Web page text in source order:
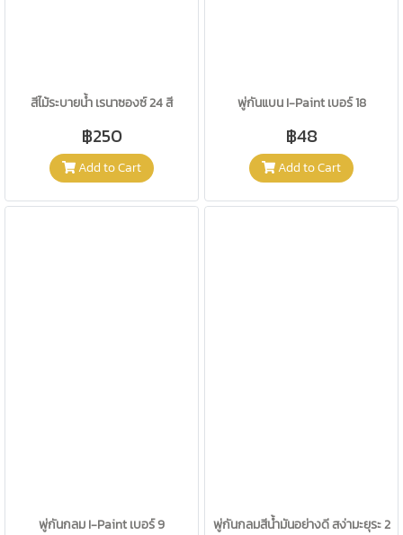
สีไม้ระบายน้ำ เรนาซองซ์ 24 สี
฿250
Add to Cart
พู่กันแบน I-Paint เบอร์ 18
฿48
Add to Cart
พู่กันกลม I-Paint เบอร์ 9 พู่กันกลมสีน้ำมันอย่างดี สง่ามะยุระ 2